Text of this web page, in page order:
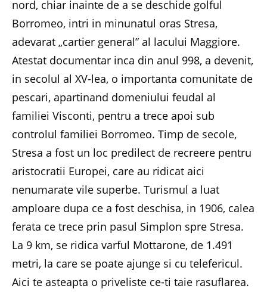
nord, chiar inainte de a se deschide golful
Borromeo, intri in minunatul oras Stresa,
adevarat „cartier general” al lacului Maggiore.
Atestat documentar inca din anul 998, a devenit,
in secolul al XV-lea, o importanta comunitate de
pescari, apartinand domeniului feudal al
familiei Visconti, pentru a trece apoi sub
controlul familiei Borromeo. Timp de secole,
Stresa a fost un loc predilect de recreere pentru
aristocratii Europei, care au ridicat aici
nenumarate vile superbe. Turismul a luat
amploare dupa ce a fost deschisa, in 1906, calea
ferata ce trece prin pasul Simplon spre Stresa.
La 9 km, se ridica varful Mottarone, de 1.491
metri, la care se poate ajunge si cu telefericul.
Aici te asteapta o priveliste ce-ti taie rasuflarea.